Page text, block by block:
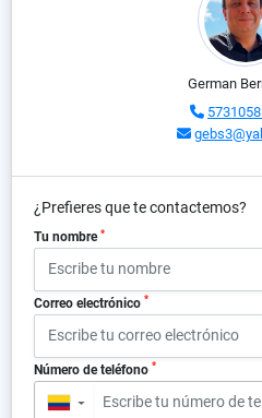
German
¿Prefieres que te contactemos?
Tu nombre *
Correo electrónico *
Número de teléfono *
▼